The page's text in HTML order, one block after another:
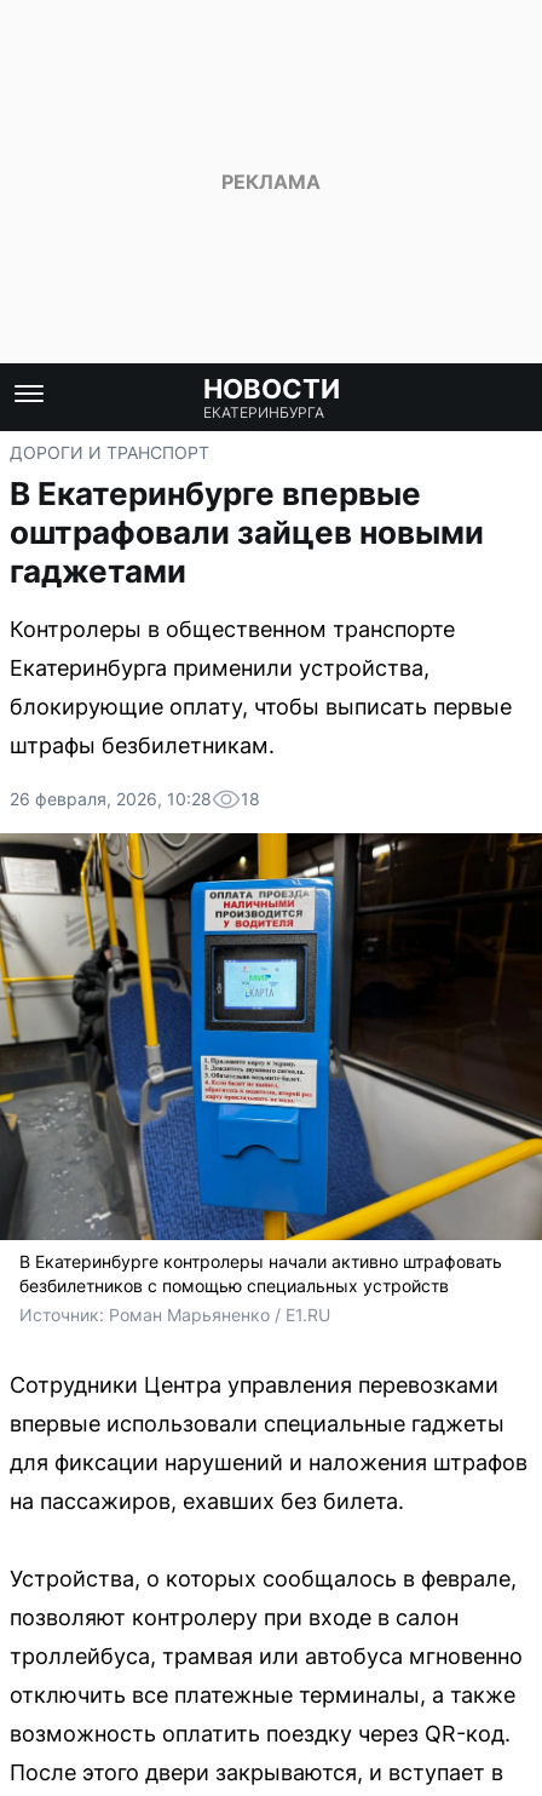
НОВОСТИ
ЕКАТЕРИНБУРГА
ДОРОГИ И ТРАНСПОРТ
В Екатеринбурге впервые
оштрафовали зайцев новыми
гаджетами
Контролеры в общественном транспорте
Екатеринбурга применили устройства,
блокирующие оплату, чтобы выписать первые
штрафы безбилетникам.
26 февраля, 2026, 10:28 18
В Екатеринбурге контролеры начали активно штрафовать
безбилетников с помощью специальных устройств
Источник: Роман Марьяненко / E1.RU
Сотрудники Центра управления перевозками
впервые использовали специальные гаджеты
для фиксации нарушений и наложения штрафов
на пассажиров, ехавших без билета.
Устройства, о которых сообщалось в феврале,
позволяют контролеру при входе в салон
троллейбуса, трамвая или автобуса мгновенно
отключить все платежные терминалы, а также
возможность оплатить поездку через QR-код.
После этого двери закрываются, и вступает в